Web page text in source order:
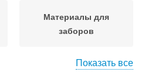
Материалы для
заборов
Показать все